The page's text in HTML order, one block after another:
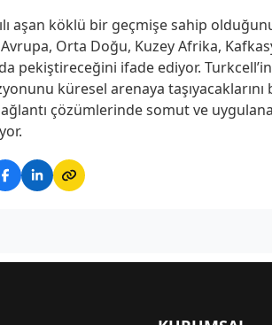
aşan köklü bir geçmişe sahip
Orta Doğu, Kuzey Afrika,
pekiştireceğini ifade ediyor.
küresel arenaya
çözümlerinde somut ve